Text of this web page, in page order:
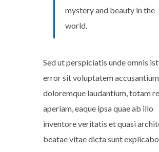
mystery and beauty in the
world.
Sed ut perspiciatis unde omnis
error sit voluptatem accusantium
doloremque laudantium, totam
aperiam, eaque ipsa quae ab illo
inventore veritatis et quasi
beatae vitae dicta sunt